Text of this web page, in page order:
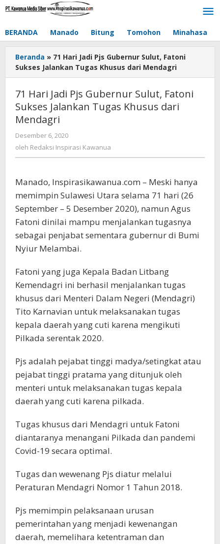
Lewati
BERANDA Manado Bitung Tomohon Minahasa
Beranda » 71 Hari Jadi Pjs Gubernur Sulut, Fatoni
Sukses Jalankan Tugas Khusus dari Mendagri
71 Hari Jadi Pjs Gubernur Sulut, Fatoni
Sukses Jalankan Tugas Khusus dari
Mendagri
Desember 6, 2020
Redaksi
oleh Redaksi Inspirasi Kawanua
Manado, Inspirasikawanua.com – Meski hanya
memimpin Sulawesi Utara selama 71 hari (26
September – 5 Desember 2020), namun Agus
Fatoni dinilai mampu menjalankan tugasnya
sebagai penjabat sementara gubernur di Bumi
Nyiur Melambai.
Fatoni yang juga Kepala Badan Litbang
Kemendagri ini berhasil menjalankan tugas
khusus dari Menteri Dalam Negeri (Mendagri)
Tito Karnavian untuk melaksanakan tugas
kepala daerah yang cuti karena mengikuti
Pilkada serentak 2020.
Pjs adalah pejabat tinggi madya/setingkat atau
pejabat tinggi pratama yang ditunjuk oleh
menteri untuk melaksanakan tugas kepala
daerah yang cuti karena pilkada.
Tugas khusus dari Mendagri untuk Fatoni
diantaranya menangani Pilkada dan pandemi
Covid-19 secara optimal.
Tugas dan wewenang Pjs diatur melalui
Peraturan Mendagri Nomor 1 Tahun 2018.
Pjs memimpin pelaksanaan urusan
pemerintahan yang menjadi kewenangan
daerah, memelihara ketentraman dan